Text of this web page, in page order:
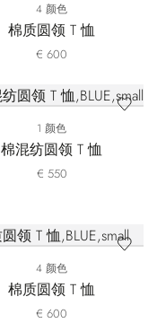
4 颜色
棉质圆领 T 恤
€ 600
1 颜色
棉混纺圆领 T 恤
€ 550
4 颜色
棉质圆领 T 恤
€ 600